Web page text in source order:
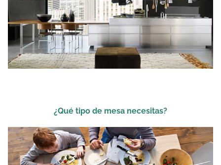
¿Qué tipo de mesa necesitas?